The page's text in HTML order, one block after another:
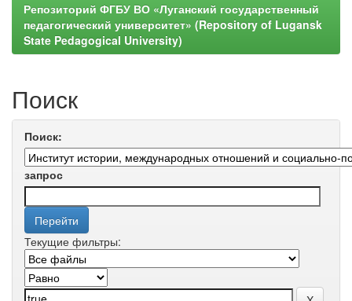
Репозиторий ФГБУ ВО «Луганский государственный
педагогический университет» (Repository of Lugansk
State Pedagogical University)
Поиск
Поиск:
запрос
Текущие фильтры: